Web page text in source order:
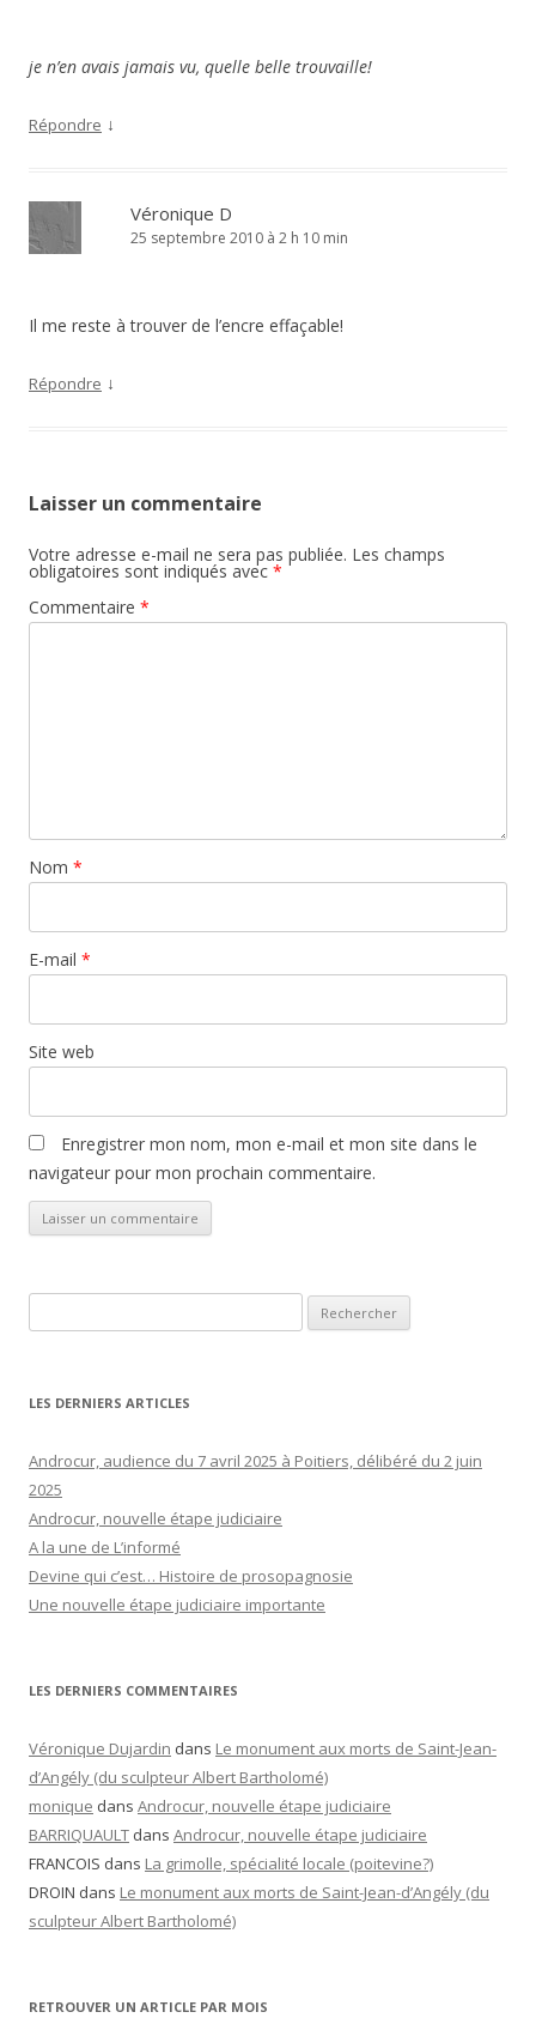
je n’en avais jamais vu, quelle belle trouvaille!
Répondre ↓
Véronique D
25 septembre 2010 à 2 h 10 min
Il me reste à trouver de l’encre effaçable!
Répondre ↓
Laisser un commentaire
Votre adresse e-mail ne sera pas publiée. Les champs
obligatoires sont indiqués avec *
Commentaire *
Nom *
E-mail *
Site web
Enregistrer mon nom, mon e-mail et mon site dans le
navigateur pour mon prochain commentaire.
LES DERNIERS ARTICLES
Androcur, audience du 7 avril 2025 à Poitiers, délibéré du 2 juin
2025
Androcur, nouvelle étape judiciaire
A la une de L’informé
Devine qui c’est… Histoire de prosopagnosie
Une nouvelle étape judiciaire importante
LES DERNIERS COMMENTAIRES
Véronique Dujardin dans Le monument aux morts de Saint-Jean-
d’Angély (du sculpteur Albert Bartholomé)
monique dans Androcur, nouvelle étape judiciaire
BARRIQUAULT dans Androcur, nouvelle étape judiciaire
FRANCOIS dans La grimolle, spécialité locale (poitevine?)
DROIN dans Le monument aux morts de Saint-Jean-d’Angély (du
sculpteur Albert Bartholomé)
RETROUVER UN ARTICLE PAR MOIS